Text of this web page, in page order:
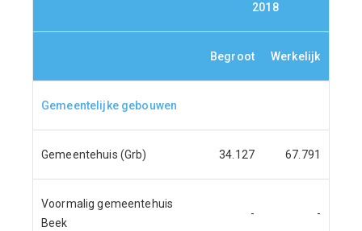
2018
Begroot Werkelijk
Gemeentelijke gebouwen
Gemeentehuis (Grb) 34.127 67.791
Voormalig gemeentehuis
Beek
- -